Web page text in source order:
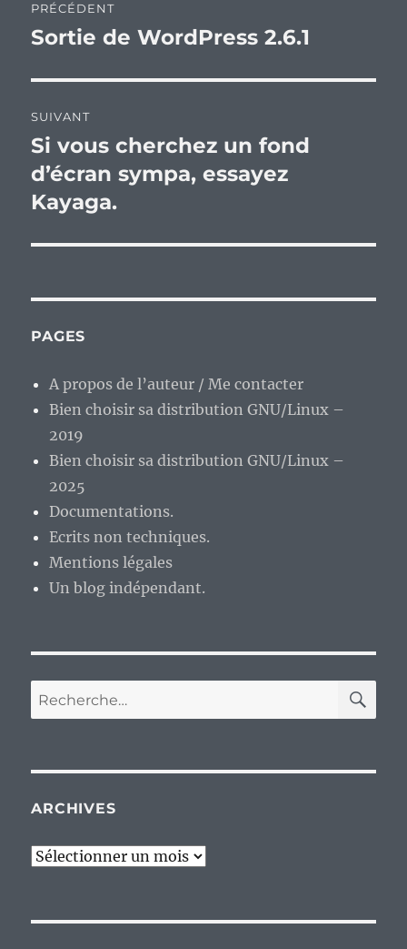
de
PRÉCÉDENT
Publication
Sortie de WordPress 2.6.1
SUIVANT
Publication
suivante :
Si vous cherchez un fond
d’écran sympa, essayez
Kayaga.
PAGES
A propos de l’auteur / Me contacter
Bien choisir sa distribution GNU/Linux –
2019
Bien choisir sa distribution GNU/Linux –
2025
Documentations.
Ecrits non techniques.
Mentions légales
Un blog indépendant.
Recherche
pour :
ARCHIVES
Archives